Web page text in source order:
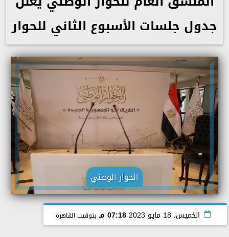
جدول جلسات الأسبوع الثاني للحوار
الحوار الوطني
الخميس، 18 مايو 2023 07:18 مـ بتوقيت القاهرة